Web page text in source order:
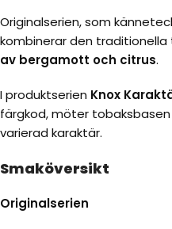
Originalserien, som
kombinerar den
av bergamott och citrus.
I produktserien Knox
färgkod, möter
varierad karaktär.
Smaköversikt
Originalserien